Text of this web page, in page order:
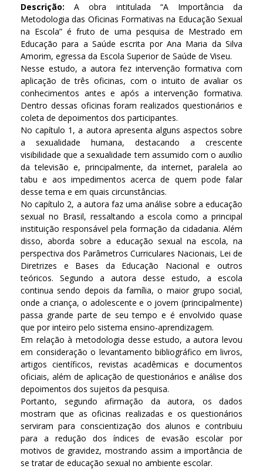
Descrição:A obra intitulada “A Importância da
Metodologia das Oficinas Formativas na Educação Sexual
na Escola” é fruto de uma pesquisa de Mestrado em
Educação para a Saúde escrita por Ana Maria da Silva
Amorim, egressa da Escola Superior de Saúde de Viseu.
Nesse estudo, a autora fez intervenção formativa com
aplicação de três oficinas, com o intuito de avaliar os
conhecimentos antes e após a intervenção formativa.
Dentro dessas oficinas foram realizados questionários e
coleta de depoimentos dos participantes.
No capítulo 1, a autora apresenta alguns aspectos sobre
a sexualidade humana, destacando a crescente
visibilidade que a sexualidade tem assumido com o auxílio
da televisão e, principalmente, da internet, paralela ao
tabu e aos impedimentos acerca de quem pode falar
desse tema e em quais circunstâncias.
No capítulo 2, a autora faz uma análise sobre a educação
sexual no Brasil, ressaltando a escola como a principal
instituição responsável pela formação da cidadania. Além
disso, aborda sobre a educação sexual na escola, na
perspectiva dos Parâmetros Curriculares Nacionais, Lei de
Diretrizes e Bases da Educação Nacional e outros
teóricos. Segundo a autora desse estudo, a escola
continua sendo depois da família, o maior grupo social,
onde a criança, o adolescente e o jovem (principalmente)
passa grande parte de seu tempo e é envolvido quase
que por inteiro pelo sistema ensino-aprendizagem.
Em relação à metodologia desse estudo, a autora levou
em consideração o levantamento bibliográfico em livros,
artigos científicos, revistas acadêmicas e documentos
oficiais, além de aplicação de questionários e análise dos
depoimentos dos sujeitos da pesquisa.
Portanto, segundo afirmação da autora, os dados
mostram que as oficinas realizadas e os questionários
serviram para conscientização dos alunos e contribuiu
para a redução dos índices de evasão escolar por
motivos de gravidez, mostrando assim a importância de
se tratar de educação sexual no ambiente escolar.